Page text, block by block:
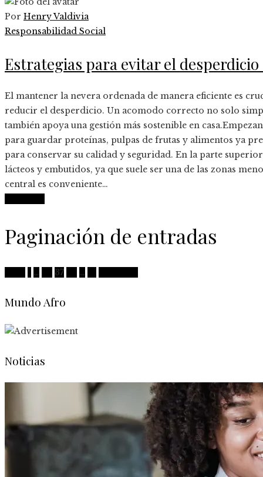
Por Henry Valdivia
Responsabilidad Social
Estrategias para evitar el
El mantener la nevera ordenada de manera eficiente es
reducir el desperdicio. Un acomodo correcto no solo
también apoya una gestión más sostenible en
para guardar proteínas, pulpas de frutas y alimentos ya
para conservar su calidad y seguridad. En la parte
lácteos y embutidos, ya que suele ser una de las zonas
central es conveniente…
Paginación de entradas
… 37 …
Mundo Afro
Noticias